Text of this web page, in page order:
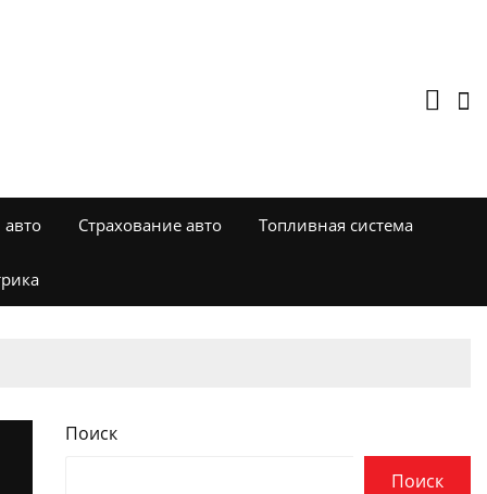
Страхование авто Топливная система
Поиск
Поиск